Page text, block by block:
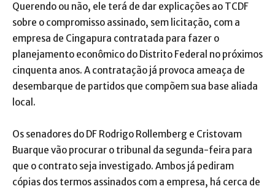
Querendo ou não, ele terá de dar explicações ao TCDF
sobre o compromisso assinado, sem licitação, com a
empresa de Cingapura contratada para fazer o
planejamento econômico do Distrito Federal no próximos
cinquenta anos. A contratação já provoca ameaça de
desembarque de partidos que compõem sua base aliada
local.
Os senadores do DF Rodrigo Rollemberg e Cristovam
Buarque vão procurar o tribunal da segunda-feira para
que o contrato seja investigado. Ambos já pediram
cópias dos termos assinados com a empresa, há cerca de